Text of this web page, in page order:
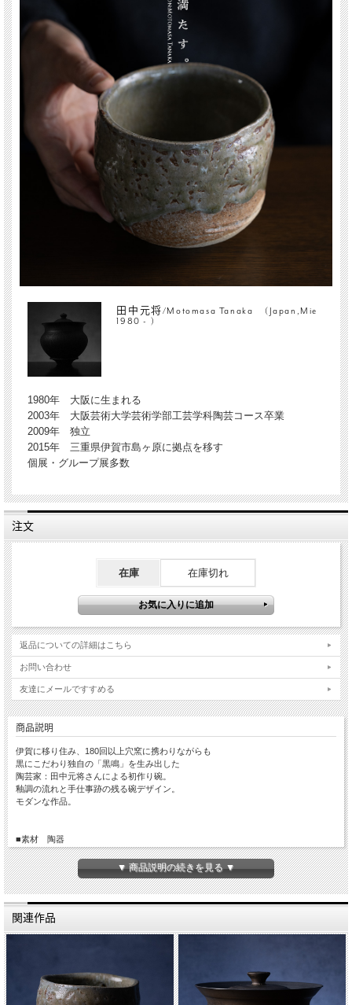
田中元将/Motomasa Tanaka (Japan,Mie
1980 - )
1980年 大阪に生まれる
2003年 大阪芸術大学芸術学部工芸学科陶芸コース卒業
2009年 独立
2015年 三重県伊賀市島ヶ原に拠点を移す
個展・グループ展多数
注文
在庫 在庫切れ
返品についての詳細はこちら
お問い合わせ
友達にメールですすめる
商品説明
伊賀に移り住み、180回以上穴窯に携わりながらも
黒にこだわり独自の「黒鳴」を生み出した
陶芸家：田中元将さんによる初作り碗。
釉調の流れと手仕事跡の残る碗デザイン。
モダンな作品。
■素材 陶器
■サイズ 径約12cm 高さ約10cm
■手触り ざらっとしています。
■重量 約370g
■生産国 Made in Japan
▼ 商品説明の続きを見る ▼
関連作品